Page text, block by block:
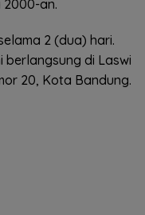
an.
2 (dua) hari.
berlangsung di Laswi
20, Kota Bandung.